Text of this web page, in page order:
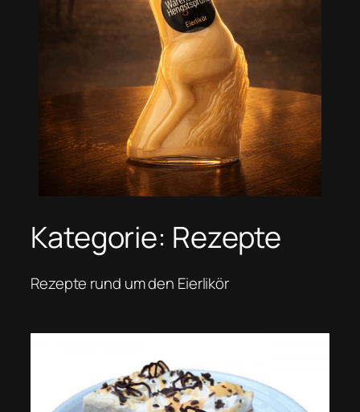
Kategorie: Rezepte
Rezepte rund um den Eierlikör